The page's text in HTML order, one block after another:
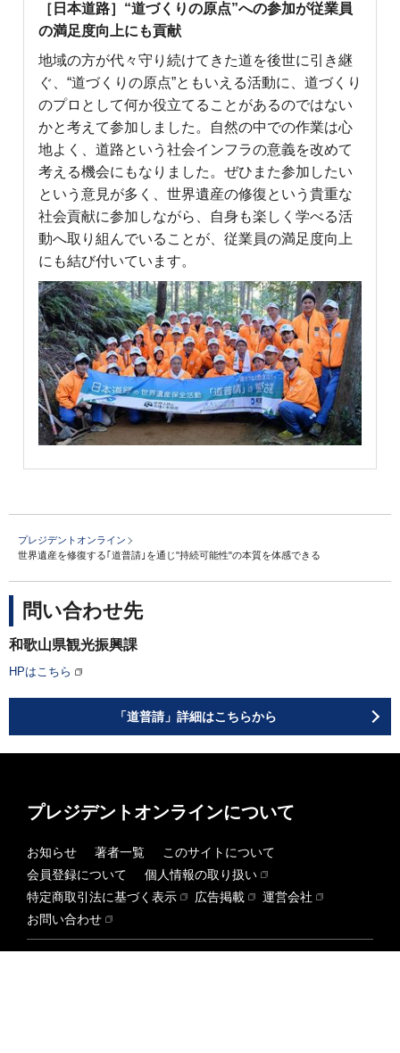
［日本道路］“道づくりの原点”への参加が従業員
の満足度向上にも貢献
地域の方が代々守り続けてきた道を後世に引き継
ぐ、“道づくりの原点”ともいえる活動に、道づくり
のプロとして何か役立てることがあるのではない
かと考えて参加しました。自然の中での作業は心
地よく、道路という社会インフラの意義を改めて
考える機会にもなりました。ぜひまた参加したい
という意見が多く、世界遺産の修復という貴重な
社会貢献に参加しながら、自身も楽しく学べる活
動へ取り組んでいることが、従業員の満足度向上
にも結び付いています。
プレジデントオンライン
世界遺産を修復する｢道普請｣を通じ"持続可能性"の本質を体感できる
問い合わせ先
和歌山県観光振興課
HPはこちら
「道普請」詳細はこちらから
プレジデントオンラインについて
お知らせ 著者一覧
このサイトについて
会員登録について
個人情報の取り扱い
特定商取引法に基づく表示
広告掲載
運営会社
お問い合わせ